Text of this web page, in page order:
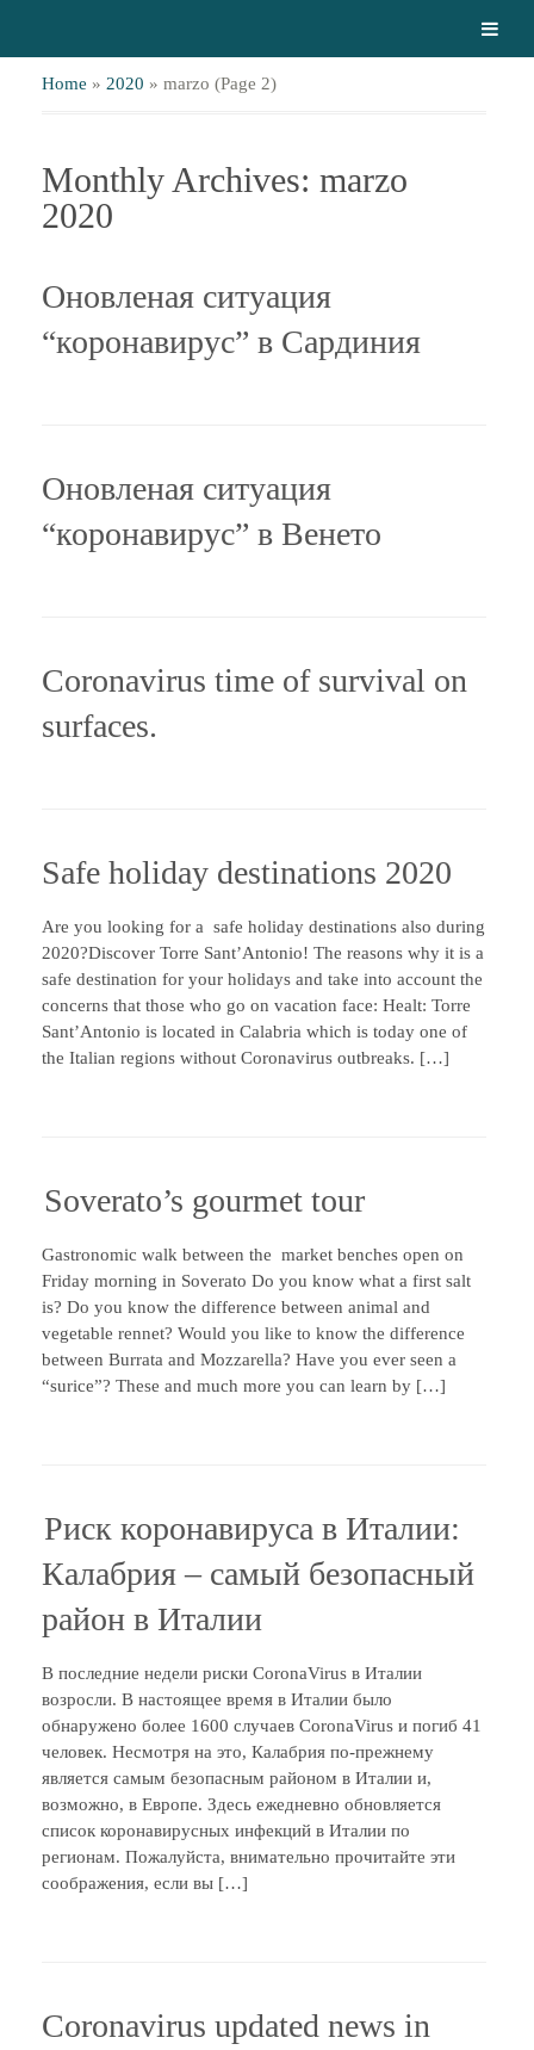
Home » 2020 » marzo (Page 2)
Monthly Archives: marzo
2020
Оновленая ситуация
“коронавирус” в Сардиния
Оновленая ситуация
“коронавирус” в Венето
Coronavirus time of survival on
surfaces.
Safe holiday destinations 2020
Are you looking for a safe holiday destinations also during
2020?Discover Torre Sant’Antonio! The reasons why it is a
safe destination for your holidays and take into account the
concerns that those who go on vacation face: Healt: Torre
Sant’Antonio is located in Calabria which is today one of
the Italian regions without Coronavirus outbreaks. […]
Soverato’s gourmet tour
Gastronomic walk between the market benches open on
Friday morning in Soverato Do you know what a first salt
is? Do you know the difference between animal and
vegetable rennet? Would you like to know the difference
between Burrata and Mozzarella? Have you ever seen a
“surice”? These and much more you can learn by […]
Риск коронавируса в Италии:
Калабрия – самый безопасный
район в Италии
В последние недели риски CoronaVirus в Италии
возросли. В настоящее время в Италии было
обнаружено более 1600 случаев CoronaVirus и погиб 41
человек. Несмотря на это, Калабрия по-прежнему
является самым безопасным районом в Италии и,
возможно, в Европе. Здесь ежедневно обновляется
список коронавирусных инфекций в Италии по
регионам. Пожалуйста, внимательно прочитайте эти
соображения, если вы […]
Coronavirus updated news in